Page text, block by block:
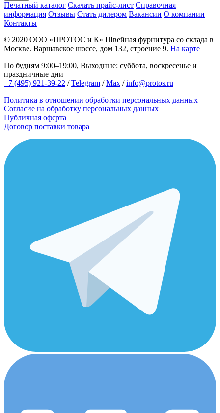
Печатный каталог Скачать прайс-лист Справочная
информация Отзывы Стать дилером Вакансии О компании
Контакты
© 2020 ООО «ПРОТОС и К» Швейная фурнитура со склада в
Москве. Варшавское шоссе, дом 132, строение 9. На карте
По будням 9:00–19:00, Выходные: суббота, воскресенье и
праздничные дни
+7 (495) 921-39-22 /Telegram /Max /info@protos.ru
Политика в отношении обработки персональных данных
Согласие на обработку персональных данных
Публичная оферта
Договор поставки товара